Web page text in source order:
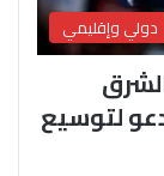
دولي وإقليمي
لتوسيع